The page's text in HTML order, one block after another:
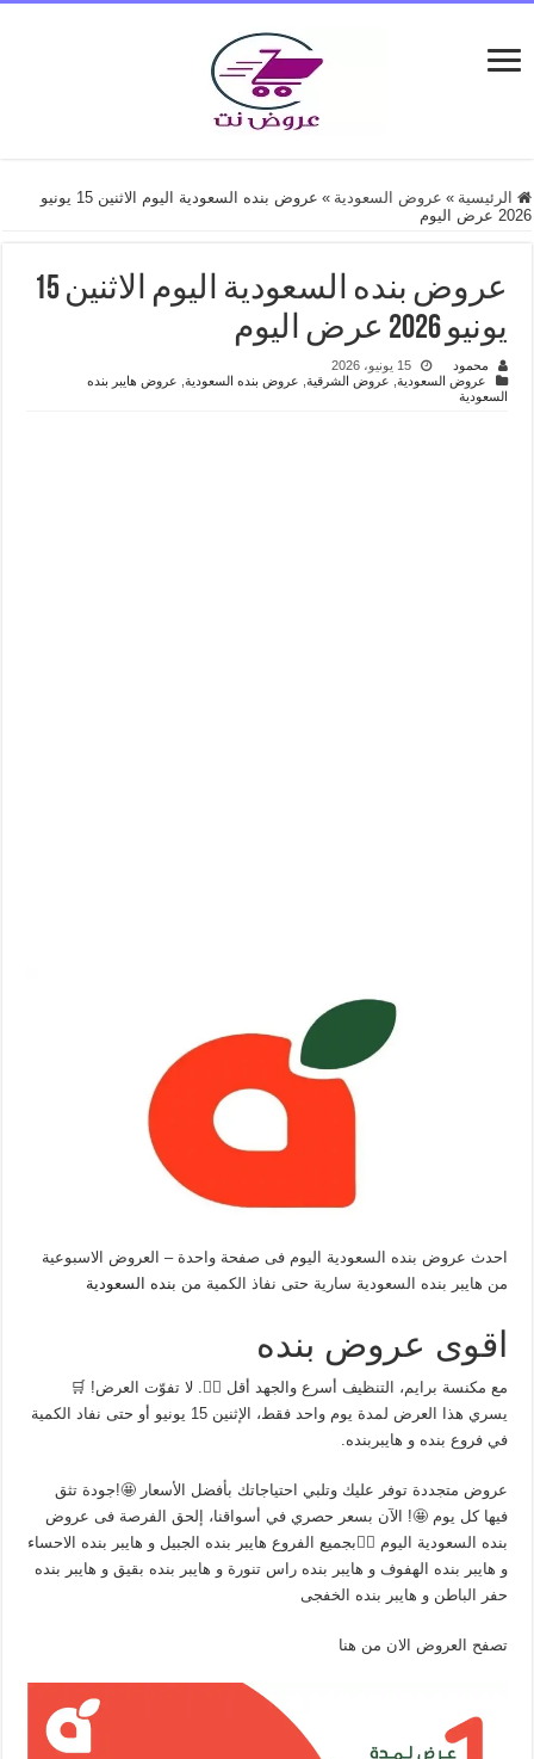
الرئيسية » عروض السعودية »
عروض بنده السعودية اليوم الاثنين 15 يونيو
2026 عرض اليوم
عروض بنده السعودية اليوم الاثنين 15
يونيو 2026 عرض اليوم
محمود
15 يونيو، 2026
عروض السعودية, عروض الشرقية, عروض بنده السعودية, عروض هايبر بنده
السعودية
احدث عروض بنده السعودية اليوم فى صفحة واحدة – العروض الاسبوعية
من هايبر بنده السعودية سارية حتى نفاذ الكمية من بنده السعودية
اقوى عروض بنده
مع مكنسة برايم، التنظيف أسرع والجهد أقل 👌🏻. لا تفوّت العرض! 🛒
يسري هذا العرض لمدة يوم واحد فقط، الإثنين 15 يونيو أو حتى نفاد الكمية
في فروع بنده و هايبربنده.
عروض متجددة توفر عليك وتلبي احتياجاتك بأفضل الأسعار 🤩!جودة تثق
فيها كل يوم 🤩! الآن بسعر حصري في أسواقنا، إلحق الفرصة فى عروض
بنده السعودية اليوم 👌🏻بجميع الفروع هايبر بنده الجبيل و هايبر بنده الاحساء
و هايبر بنده الهفوف و هايبر بنده راس تنورة و هايبر بنده بقيق و هايبر بنده
حفر الباطن و هايبر بنده الخفجى
تصفح العروض الان من هنا